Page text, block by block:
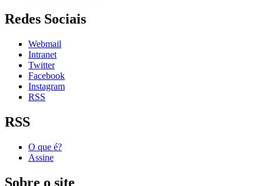
Redes Sociais
Webmail
Intranet
Twitter
Facebook
Instagram
RSS
RSS
O que é?
Assine
Sobre o site